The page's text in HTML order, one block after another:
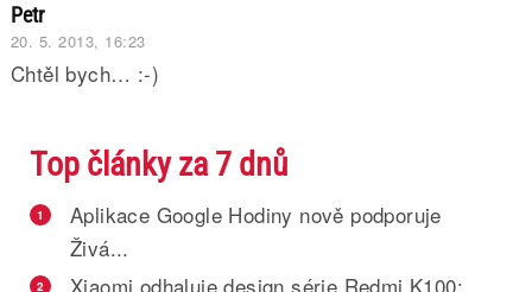
Petr
20. 5. 2013, 16:23
Chtěl bych… :-)
Top články za 7 dnů
1
Aplikace Google Hodiny nově podporuje
Živá...
2
Xiaomi odhaluje design série Redmi K100: